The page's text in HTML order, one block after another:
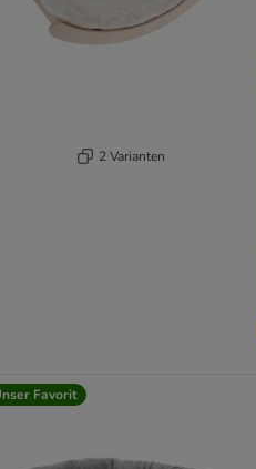
2 Varianten
Favorit